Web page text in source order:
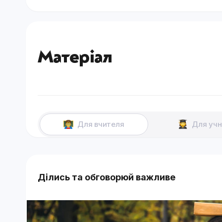
Матеріал
Для вчителя Для
Ділись та обговорюй важливе